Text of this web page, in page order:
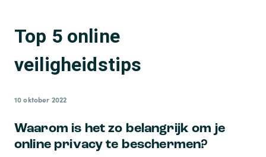
Top 5 online
veiligheidstips
10 oktober 2022
Waarom is het zo belangrijk om je
online privacy te beschermen?